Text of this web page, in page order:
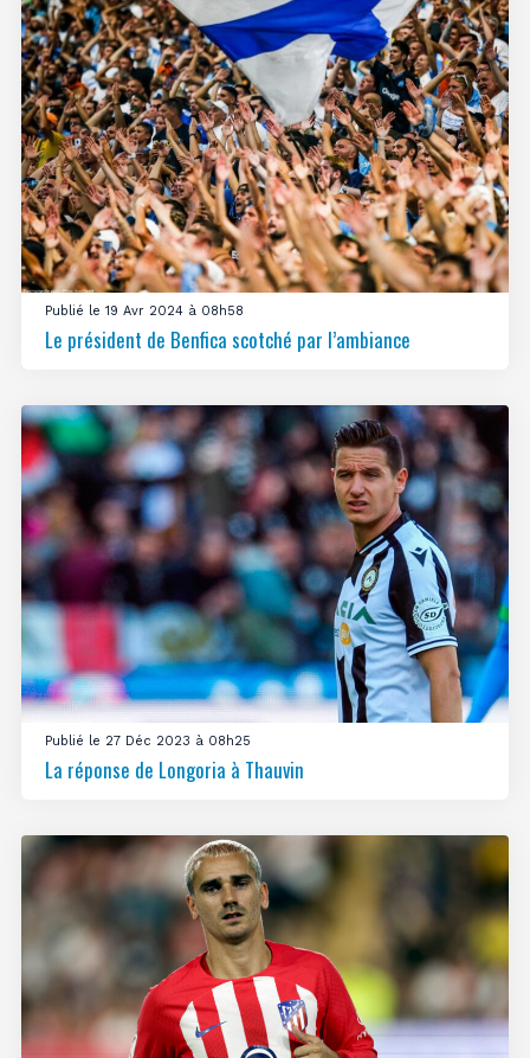
Publié le 19 Avr 2024 à 08h58
Le président de Benfica scotché par l’ambiance
Publié le 27 Déc 2023 à 08h25
La réponse de Longoria à Thauvin